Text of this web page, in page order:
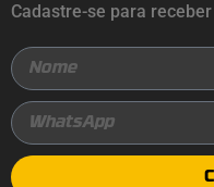
Cadastre-se para